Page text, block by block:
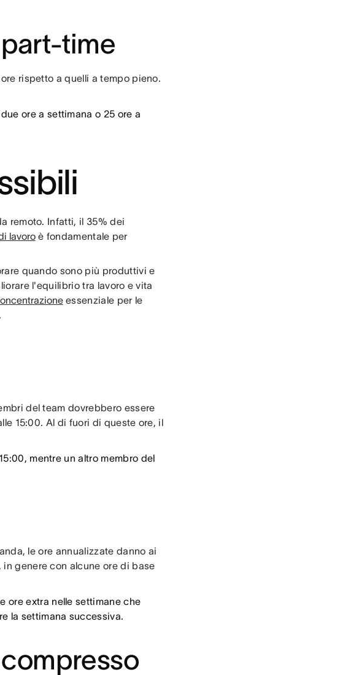
time
rispetto a quelli a tempo pieno.
ore a settimana o 25 ore a
remoto. Infatti, il 35% dei
lavoroè fondamentale per
quando sono più produttivi e
l'equilibrio tra lavoro e vita
essenziale per le
del team dovrebbero essere
15:00. Al di fuori di queste ore, il
mentre un altro membro del
le ore annualizzate danno ai
genere con alcune ore di base
ore extra nelle settimane che
la settimana successiva.